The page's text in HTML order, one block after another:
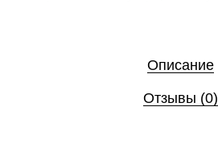
Описание
Отзывы (0)